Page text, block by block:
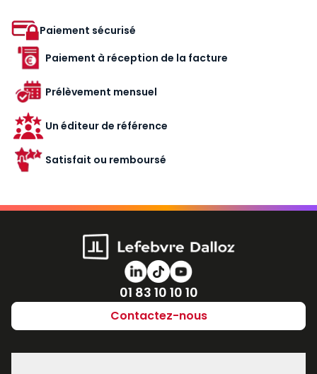
Paiement sécurisé
Paiement à réception de la facture
Prélèvement mensuel
Un éditeur de référence
Satisfait ou remboursé
Numéro de téléphone
01 83 10 10 10
Contactez-nous